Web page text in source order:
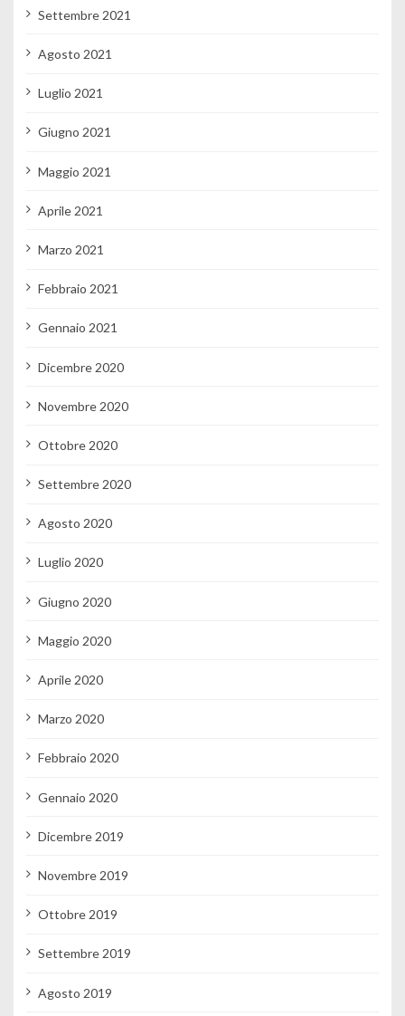
Settembre 2021
Agosto 2021
Luglio 2021
Giugno 2021
Maggio 2021
Aprile 2021
Marzo 2021
Febbraio 2021
Gennaio 2021
Dicembre 2020
Novembre 2020
Ottobre 2020
Settembre 2020
Agosto 2020
Luglio 2020
Giugno 2020
Maggio 2020
Aprile 2020
Marzo 2020
Febbraio 2020
Gennaio 2020
Dicembre 2019
Novembre 2019
Ottobre 2019
Settembre 2019
Agosto 2019